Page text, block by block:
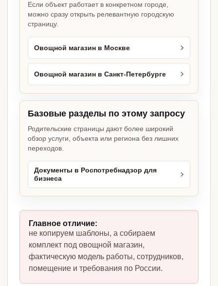
Если объект работает в конкретном городе,
можно сразу открыть релевантную городскую
страницу.
Овощной магазин в Москве
Овощной магазин в Санкт-Петербурге
Базовые разделы по этому запросу
Родительские страницы дают более широкий
обзор услуги, объекта или региона без лишних
переходов.
Документы в Роспотребнадзор для
бизнеса
Главное отличие:
не копируем шаблоны, а собираем
комплект под овощной магазин,
фактическую модель работы, сотрудников,
помещение и требования по России.